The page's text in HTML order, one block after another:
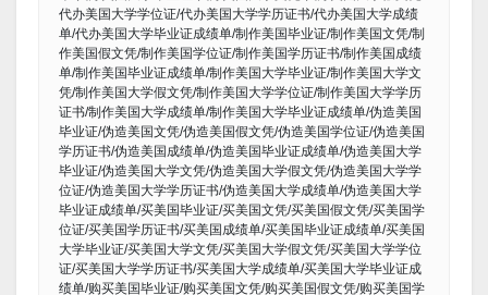
代办美国大学学位证/代办美国大学学历证书/代办美国大学成绩
单/代办美国大学毕业证成绩单/制作美国毕业证/制作美国文凭/制
作美国假文凭/制作美国学位证/制作美国学历证书/制作美国成绩
单/制作美国毕业证成绩单/制作美国大学毕业证/制作美国大学文
凭/制作美国大学假文凭/制作美国大学学位证/制作美国大学学历
证书/制作美国大学成绩单/制作美国大学毕业证成绩单/伪造美国
毕业证/伪造美国文凭/伪造美国假文凭/伪造美国学位证/伪造美国
学历证书/伪造美国成绩单/伪造美国毕业证成绩单/伪造美国大学
毕业证/伪造美国大学文凭/伪造美国大学假文凭/伪造美国大学学
位证/伪造美国大学学历证书/伪造美国大学成绩单/伪造美国大学
毕业证成绩单/买美国毕业证/买美国文凭/买美国假文凭/买美国学
位证/买美国学历证书/买美国成绩单/买美国毕业证成绩单/买美国
大学毕业证/买美国大学文凭/买美国大学假文凭/买美国大学学位
证/买美国大学学历证书/买美国大学成绩单/买美国大学毕业证成
绩单/购买美国毕业证/购买美国文凭/购买美国假文凭/购买美国学